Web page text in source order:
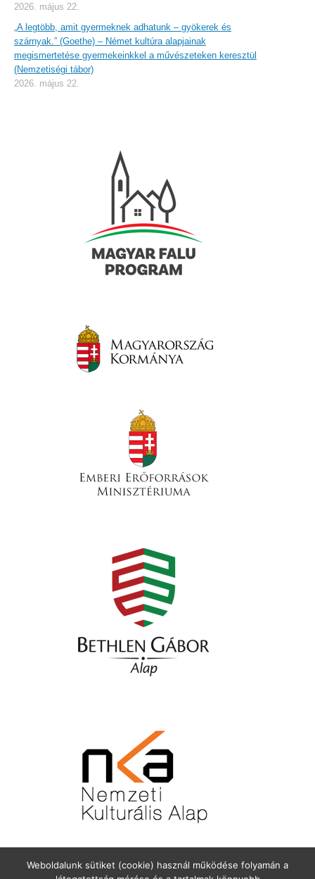
2026. május 22.
„A legtöbb, amit gyermeknek adhatunk – gyökerek és
szárnyak.” (Goethe) – Német kultúra alapjainak
megismertetése gyermekeinkkel a művészeteken keresztül
(Nemzetiségi tábor)
2026. május 22.
Weboldalunk sütiket (cookie) használ működése folyamán a